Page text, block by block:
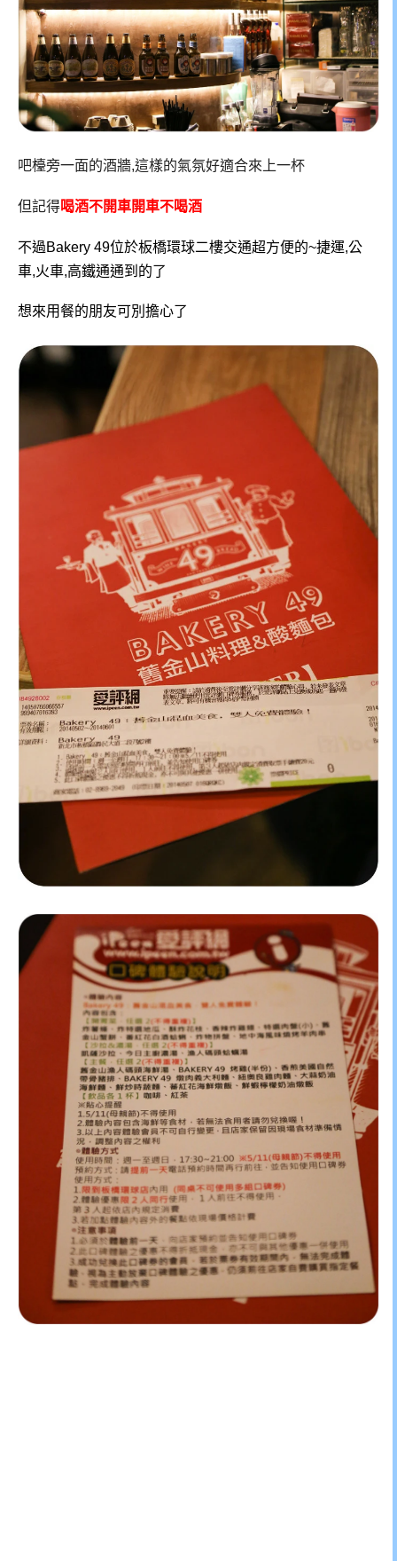
吧檯旁一面的酒牆,這樣的氣氛好適合來上一杯
但記得喝酒不開車開車不喝酒
不過Bakery 49位於板橋環球二樓交通超方便的~捷運,公
車,火車,高鐵通通到的了
想來用餐的朋友可別擔心了